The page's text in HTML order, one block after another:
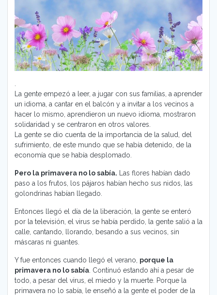
La gente empezó a leer, a jugar con sus familias, a aprender
un idioma, a cantar en el balcón y a invitar a los vecinos a
hacer lo mismo, aprendieron un nuevo idioma, mostraron
solidaridad y se centraron en otros valores.
La gente se dio cuenta de la importancia de la salud, del
sufrimiento, de este mundo que se había detenido, de la
economía que se había desplomado.
Pero la primavera no lo sabía. Las flores habían dado
paso a los frutos, los pájaros habían hecho sus nidos, las
golondrinas habían llegado.
Entonces llegó el día de la liberación, la gente se enteró
por la televisión, el virus se había perdido, la gente salió a la
calle, cantando, llorando, besando a sus vecinos, sin
máscaras ni guantes.
Y fue entonces cuando llegó el verano, porque la
primavera no lo sabía . Continuó estando ahí a pesar de
todo, a pesar del virus, el miedo y la muerte. Porque la
primavera no lo sabía, le enseñó a la gente el poder de la